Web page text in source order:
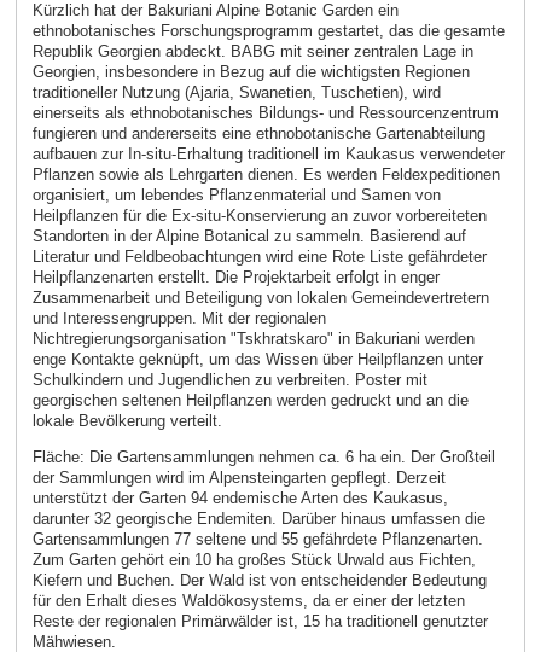
Kürzlich hat der Bakuriani Alpine Botanic Garden ein
ethnobotanisches Forschungsprogramm gestartet, das die gesamte
Republik Georgien abdeckt. BABG mit seiner zentralen Lage in
Georgien, insbesondere in Bezug auf die wichtigsten Regionen
traditioneller Nutzung (Ajaria, Swanetien, Tuschetien), wird
einerseits als ethnobotanisches Bildungs- und Ressourcenzentrum
fungieren und andererseits eine ethnobotanische Gartenabteilung
aufbauen zur In-situ-Erhaltung traditionell im Kaukasus verwendeter
Pflanzen sowie als Lehrgarten dienen. Es werden Feldexpeditionen
organisiert, um lebendes Pflanzenmaterial und Samen von
Heilpflanzen für die Ex-situ-Konservierung an zuvor vorbereiteten
Standorten in der Alpine Botanical zu sammeln. Basierend auf
Literatur und Feldbeobachtungen wird eine Rote Liste gefährdeter
Heilpflanzenarten erstellt. Die Projektarbeit erfolgt in enger
Zusammenarbeit und Beteiligung von lokalen Gemeindevertretern
und Interessengruppen. Mit der regionalen
Nichtregierungsorganisation "Tskhratskaro" in Bakuriani werden
enge Kontakte geknüpft, um das Wissen über Heilpflanzen unter
Schulkindern und Jugendlichen zu verbreiten. Poster mit
georgischen seltenen Heilpflanzen werden gedruckt und an die
lokale Bevölkerung verteilt.
Fläche: Die Gartensammlungen nehmen ca. 6 ha ein. Der Großteil
der Sammlungen wird im Alpensteingarten gepflegt. Derzeit
unterstützt der Garten 94 endemische Arten des Kaukasus,
darunter 32 georgische Endemiten. Darüber hinaus umfassen die
Gartensammlungen 77 seltene und 55 gefährdete Pflanzenarten.
Zum Garten gehört ein 10 ha großes Stück Urwald aus Fichten,
Kiefern und Buchen. Der Wald ist von entscheidender Bedeutung
für den Erhalt dieses Waldökosystems, da er einer der letzten
Reste der regionalen Primärwälder ist, 15 ha traditionell genutzter
Mähwiesen.